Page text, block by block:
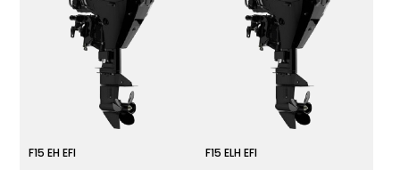
F15 EH EFI F15 ELH EFI